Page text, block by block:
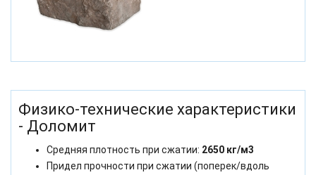
Физико-технические характеристики
- Доломит
Средняя плотность при сжатии: 2650 кг/м3
Придел прочности при сжатии (поперек/вдоль